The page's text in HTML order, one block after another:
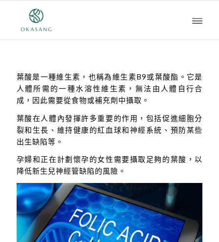
葉酸是一種維生素，也稱為維生素B9或葉酸酯。它是
人體所需的一種水溶性維生素，無法由人體自行合
成，因此需要從食物或補充劑中攝取。
葉酸在人體內發揮許多重要的作用，包括促進細胞分
裂和生長、維持健康的紅血球和神經系統、預防某些
出生缺陷等。
孕婦和正在計劃懷孕的女性需要攝取足夠的葉酸，以
降低新生兒神經管缺陷的風險。